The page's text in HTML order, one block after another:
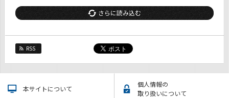
さらに読み込む
RSS
本サイトについて
個人情報の
取り扱いについて